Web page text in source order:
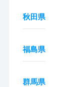
秋田県
福島県
群馬県